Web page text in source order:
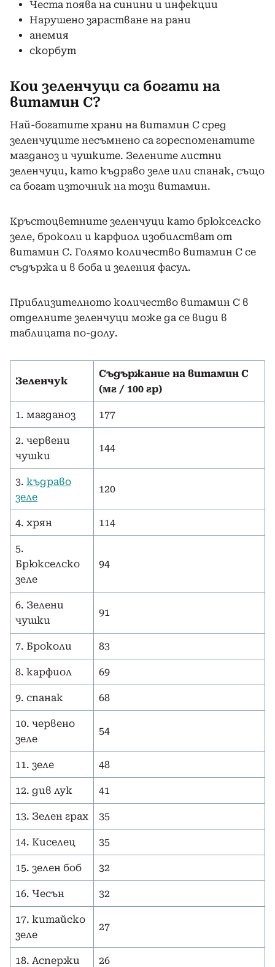
Честа поява на синини и инфекции
Нарушено зарастване на рани
анемия
скорбут
Кои зеленчуци са богати на
витамин С?
Най-богатите храни на витамин С сред
зеленчуците несъмнено са гореспоменатите
магданоз и чушките. Зелените листни
зеленчуци, като къдраво зеле или спанак, също
са богат източник на този витамин.
Кръстоцветните зеленчуци като брюкселско
зеле, броколи и карфиол изобилстват от
витамин С. Голямо количество витамин С се
съдържа и в боба и зеления фасул.
Приблизителното количество витамин С в
отделните зеленчуци може да се види в
таблицата по-долу.
Зеленчук
Съдържание на витамин С
(мг / 100 гр)
1. магданоз 177
2. червени
чушки
144
3. къдраво
зеле
120
4. хрян 114
5.
Брюкселско
зеле
94
6. Зелени
чушки
91
7. Броколи 83
8. карфиол 69
9. спанак 68
10. червено
зеле
54
11. зеле 48
12. див лук 41
13. Зелен грах 35
14. Киселец 35
15. зелен боб 32
16. Чесън 32
17. китайско
зеле
27
18. Аспержи 26